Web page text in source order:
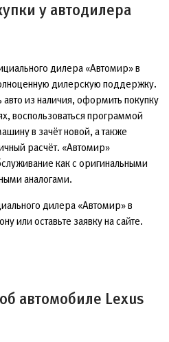
у автодилера
дилера «Автомир» в
дилерскую поддержку.
авто из наличия, оформить покупку
воспользоваться программой
в зачёт новой, а также
расчёт. «Автомир»
как с оригинальными
аналогами.
дилера «Автомир» в
или оставьте заявку на сайте.
автомобиле Lexus